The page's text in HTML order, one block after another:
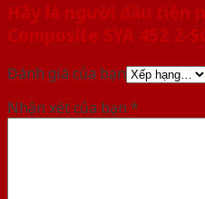
Hãy là người đầu tiên
Composite SYA 452 2-
Đánh giá của bạn
Nhận xét của bạn *